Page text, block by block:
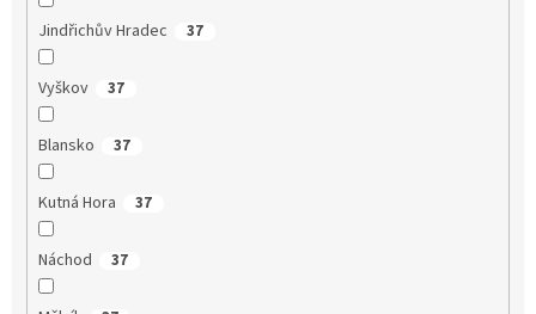
Jindřichův Hradec 37
Vyškov 37
Blansko 37
Kutná Hora 37
Náchod 37